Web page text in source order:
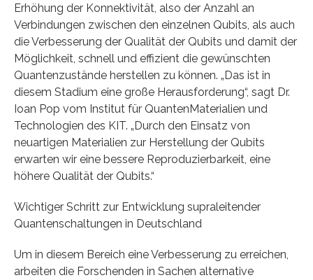
Erhöhung der Konnektivität, also der Anzahl an
Verbindungen zwischen den einzelnen Qubits, als auch
die Verbesserung der Qualität der Qubits und damit der
Möglichkeit, schnell und effizient die gewünschten
Quantenzustände herstellen zu können. „Das ist in
diesem Stadium eine große Herausforderung“, sagt Dr.
Ioan Pop vom Institut für QuantenMaterialien und
Technologien des KIT. „Durch den Einsatz von
neuartigen Materialien zur Herstellung der Qubits
erwarten wir eine bessere Reproduzierbarkeit, eine
höhere Qualität der Qubits.“
Wichtiger Schritt zur Entwicklung supraleitender
Quantenschaltungen in Deutschland
Um in diesem Bereich eine Verbesserung zu erreichen,
arbeiten die Forschenden in Sachen alternative